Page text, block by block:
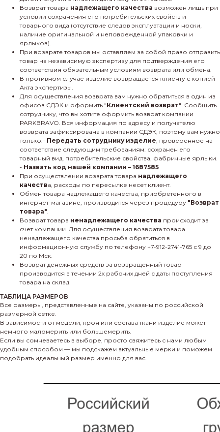
Возврат товара надлежащего качества возможен лишь при
условии сохранения его потребительских свойств и
товарного вида (отсутствие следов эксплуатации и носки,
наличие оригинальной и неповрежденной упаковки и
ярлыков).
При возврате товаров мы оставляем за собой право отправить
товар на независимую экспертизу для подтверждения его
соответствия обязательным условиям возврата или обмена.
В противном случае изделие возвращается клиенту с копией
Акта экспертизы.
Для осуществления возврата вам нужно обратиться в один из
офисов СДЭК и оформить "Клиентский возврат" .Сообщить
сотруднику, что вы хотите оформить возврат компании
PARKBRAVO. Вся информация по адресу и получателю
возврата зафиксирована в компании СДЭК, поэтому вам нужно
только:- Передать сотруднику изделие, проверенное на
соответствие следующим требованиям: сохранен его
товарный вид, потребительские свойства, фабричные ярлыки.
- Назвать код нашей компании – 1687585
При осуществлении возврата товара надлежащего
качества, расходы по пересылке несет клиент.
Обмен товара надлежащего качества, приобретенного в
интернет-магазине, производится через процедуру "Возврат
товара".
Возврат товара ненадлежащего качества происходит за
счет компании. Для осуществления возврата товара
ненадлежащего качества просьба обратиться в
информационную службу по телефону +7-912-2741-765 с 9 до
20 по Мск.
Возврат денежных средств за возвращенный товар
производится в течении 2х рабочих дней с даты поступления
товара на склад.
ТАБЛИЦА РАЗМЕРОВ
Все размеры, представленные на сайте, указаны по российской
размерной сетке.
В зависимости от модели, кроя или состава ткани изделие может
немного маломерить или большемерить.
Если вы сомневаетесь в выборе, просто свяжитесь с нами любым
удобным способом — мы подскажем актуальные мерки и поможем
подобрать идеальный размер именно для вас.